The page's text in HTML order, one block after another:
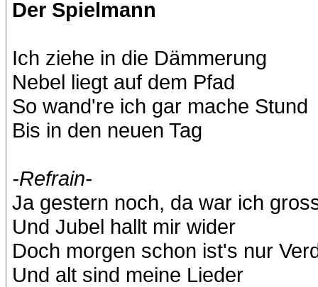
Der Spielmann
Ich ziehe in die Dämmerung
Nebel liegt auf dem Pfad
So wand're ich gar mache Stund
Bis in den neuen Tag
-Refrain-
Ja gestern noch, da war ich
Und Jubel hallt mir wider
Doch morgen schon ist's nur
Und alt sind meine Lieder